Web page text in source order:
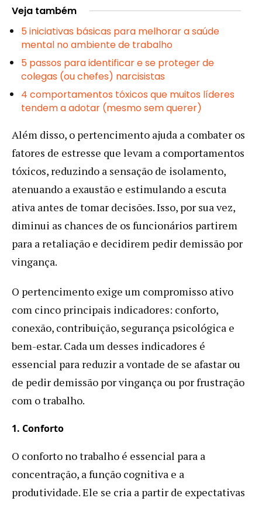
Veja também
5 iniciativas básicas para melhorar a saúde
mental no ambiente de trabalho
5 passos para identificar e se proteger de
colegas (ou chefes) narcisistas
4 comportamentos tóxicos que muitos líderes
tendem a adotar (mesmo sem querer)
Além disso, o pertencimento ajuda a combater os
fatores de estresse que levam a comportamentos
tóxicos, reduzindo a sensação de isolamento,
atenuando a exaustão e estimulando a escuta
ativa antes de tomar decisões. Isso, por sua vez,
diminui as chances de os funcionários partirem
para a retaliação e decidirem pedir demissão por
vingança.
O pertencimento exige um compromisso ativo
com cinco principais indicadores: conforto,
conexão, contribuição, segurança psicológica e
bem-estar. Cada um desses indicadores é
essencial para reduzir a vontade de se afastar ou
de pedir demissão por vingança ou por frustração
com o trabalho.
1. Conforto
O conforto no trabalho é essencial para a
concentração, a função cognitiva e a
produtividade. Ele se cria a partir de expectativas